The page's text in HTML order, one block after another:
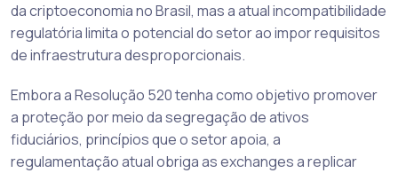
da criptoeconomia no Brasil, mas a atual incompatibilidade
regulatória limita o potencial do setor ao impor requisitos
de infraestrutura desproporcionais.
Embora a Resolução 520 tenha como objetivo promover
a proteção por meio da segregação de ativos
fiduciários, princípios que o setor apoia, a
regulamentação atual obriga as exchanges a replicar